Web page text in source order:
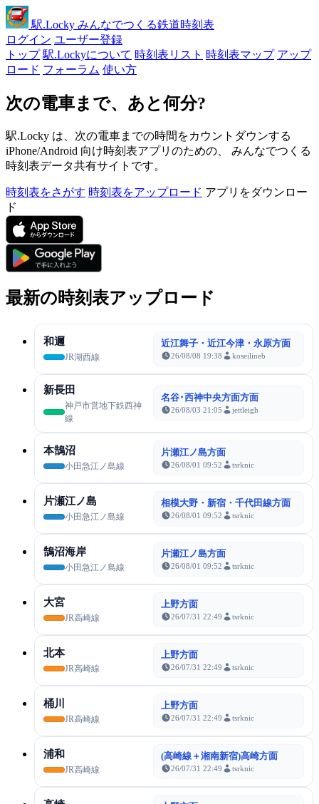
駅.Locky みんなでつくる鉄道時刻表
ログイン ユーザー登録
トップ 駅.Lockyについて 時刻表リスト 時刻表マップ アップ
ロード フォーラム 使い方
次の電車まで、あと何分?
駅.Locky は、次の電車までの時間をカウントダウンする
iPhone/Android 向け時刻表アプリのための、 みんなでつくる
時刻表データ共有サイトです。
時刻表をさがす 時刻表をアップロード アプリをダウンロー
ド
最新の時刻表アップロード
和邇
JR湖西線
近江舞子・近江今津・永原方面
26/08/08 19:38 koseilineb
新長田
神戸市営地下鉄西神
線
名谷･西神中央方面方面
26/08/03 21:05 jettleigh
本鵠沼
小田急江ノ島線
片瀬江ノ島方面
26/08/01 09:52 tsrknic
片瀬江ノ島
小田急江ノ島線
相模大野・新宿・千代田線方面
26/08/01 09:52 tsrknic
鵠沼海岸
小田急江ノ島線
片瀬江ノ島方面
26/08/01 09:52 tsrknic
大宮
JR高崎線
上野方面
26/07/31 22:49 tsrknic
北本
JR高崎線
上野方面
26/07/31 22:49 tsrknic
桶川
JR高崎線
上野方面
26/07/31 22:49 tsrknic
浦和
JR高崎線
(高崎線＋湘南新宿)高崎方面
26/07/31 22:49 tsrknic